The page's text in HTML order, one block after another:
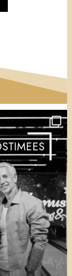
ning
sellest
ringi,
kuid
Ta
, kuid
ka paar
oli
vastas ta
päriselt
Bruce